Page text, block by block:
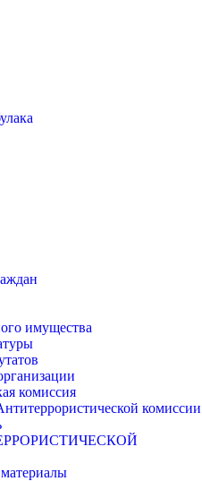
имущества
комиссия
комиссии